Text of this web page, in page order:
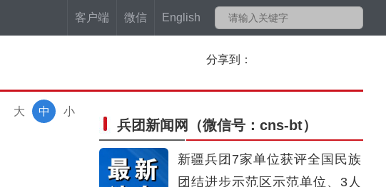
客户端 微信 English
分享到：
小
中
大
兵团新闻网 （微信号：cns-bt）
新疆兵团7家单位获评全国民族
团结进步示范区示范单位、3人